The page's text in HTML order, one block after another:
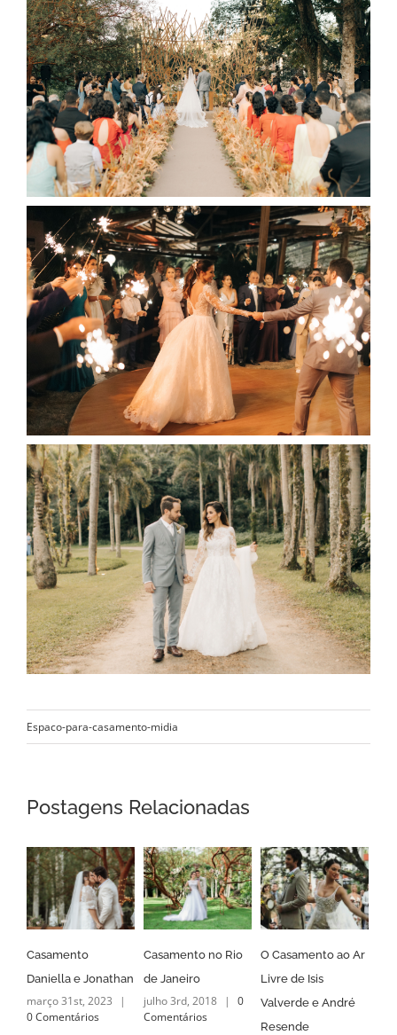
Espaco-para-casamento-midia
Postagens Relacionadas
Casamento no Rio
de Janeiro
julho 3rd, 2018 |
0
Comentários
O Casamento ao Ar
Livre de Isis
Valverde e André
Casamento
no Lago Buriti
junho 10th, 2018 |